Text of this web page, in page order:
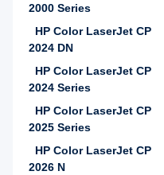
2000 Series
HP Color LaserJet CP
2024 DN
HP Color LaserJet CP
2024 Series
HP Color LaserJet CP
2025 Series
HP Color LaserJet CP
2026 N